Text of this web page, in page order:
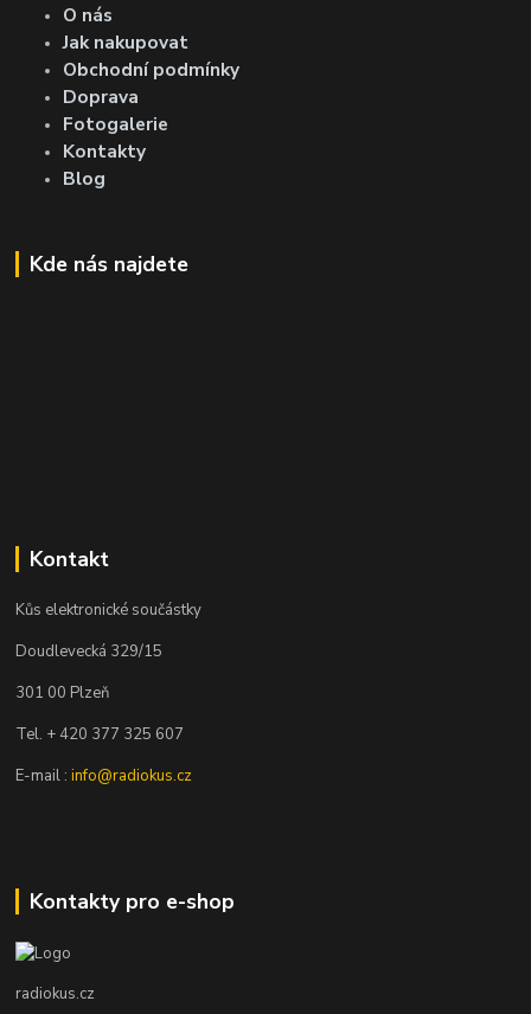
O nás
Jak nakupovat
Obchodní podmínky
Doprava
Fotogalerie
Kontakty
Blog
Kde nás najdete
Kontakt
Kůs elektronické součástky
Doudlevecká 329/15
301 00 Plzeň
Tel. + 420 377 325 607
E-mail :info@radiokus.cz
Kontakty pro e-shop
radiokus.cz